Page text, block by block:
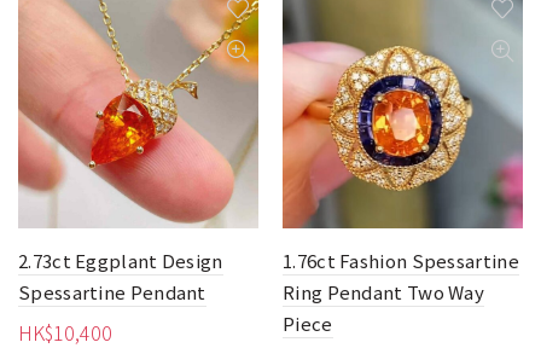
1.76ct Fashion Spessartine
Ring Pendant Two Way
Piece
1.79ct Heart-Shaped
Spessartine Ring
HK$10,800